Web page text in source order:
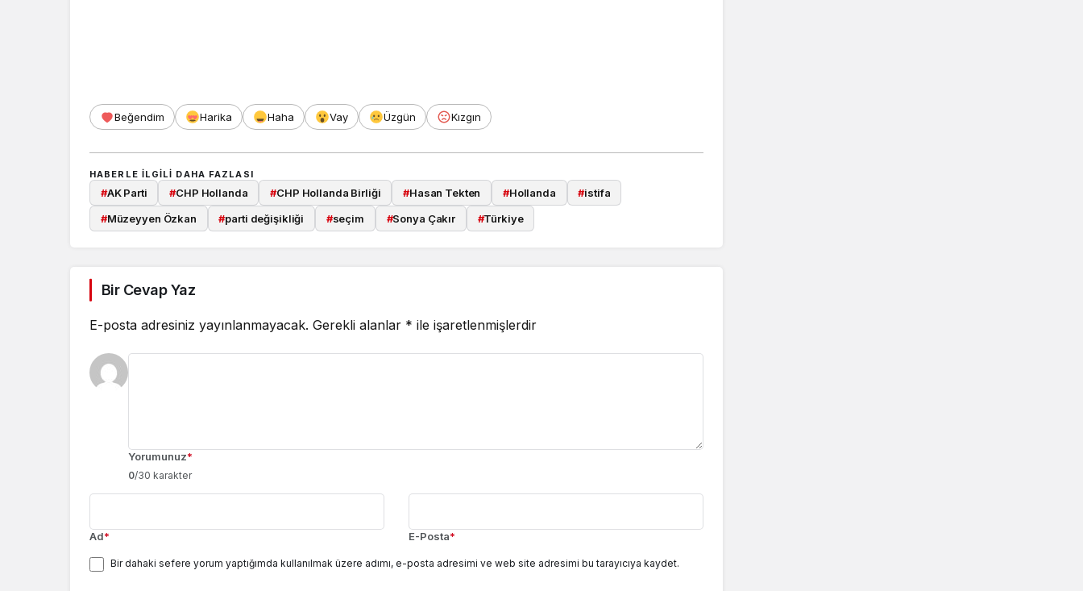
Beğendim Harika Haha Vay Üzgün Kızgın
HABERLE ILGILI DAHA FAZLASI
#AK Parti #CHP Hollanda #CHP Hollanda Birliği #Hasan Tekten #Hollanda #istifa
#Müzeyyen Özkan #parti değişikliği #seçim #Sonya Çakır #Türkiye
Bir Cevap Yaz
E-posta adresiniz yayınlanmayacak. Gerekli alanlar * ile işaretlenmişlerdir
Yorumunuz*
0/30 karakter
Ad* E-Posta*
Bir dahaki sefere yorum yaptığımda kullanılmak üzere adımı, e-posta adresimi ve web site adresimi bu tarayıcıya kaydet.